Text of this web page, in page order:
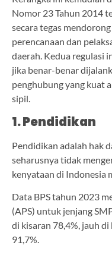
Nomor 23 Tahun 2014
secara tegas
perencanaan dan
daerah. Kedua regulasi
jika benar-benar
penghubung yang kuat
sipil.
1. Pendidikan
Pendidikan adalah hak
seharusnya tidak
kenyataan di Indonesia
Data BPS tahun 2023
(APS) untuk jenjang
di kisaran 78,4%, jauh
91,7%.